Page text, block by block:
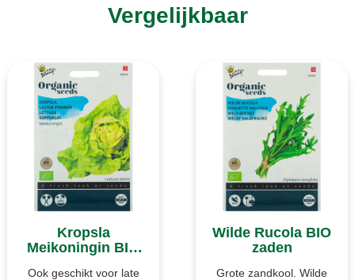
Vergelijkbaar
Kropsla
Meikoningin BIO
Ook geschikt voor late
Wilde Rucola BIO
zaden
Grote zandkool. Wilde